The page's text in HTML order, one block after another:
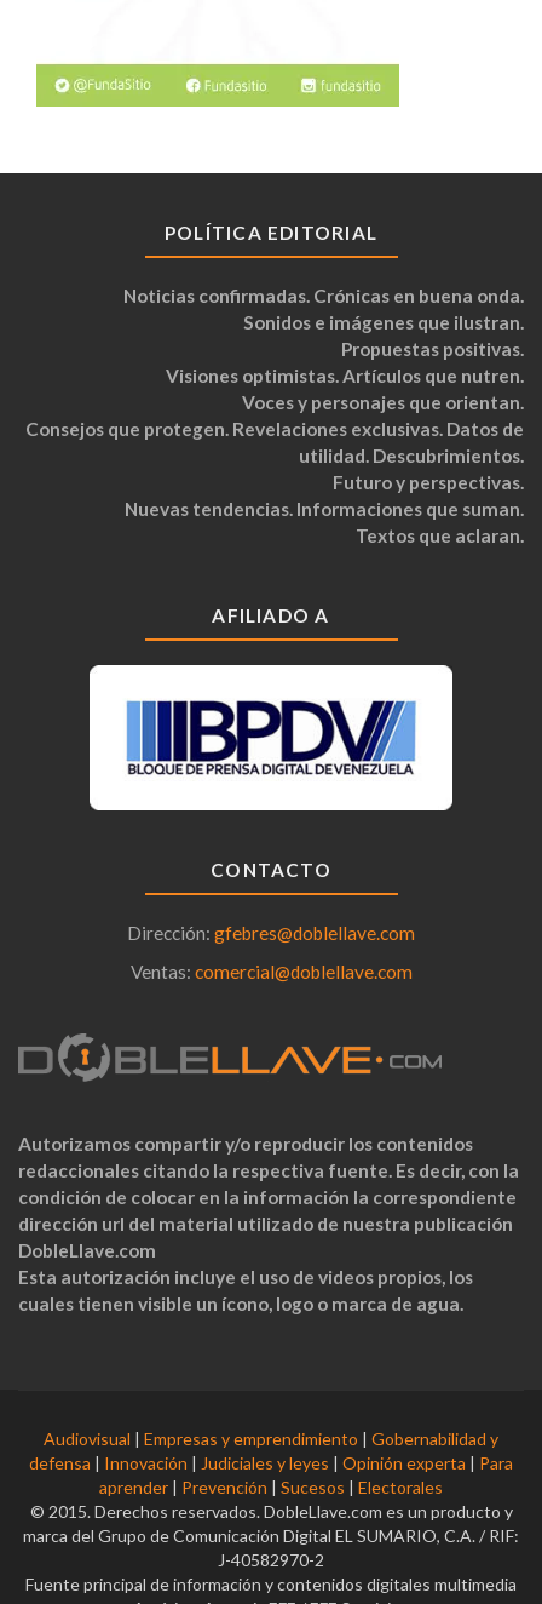
POLÍTICA EDITORIAL
Noticias confirmadas. Crónicas en buena onda.
Sonidos e imágenes que ilustran.
Propuestas positivas.
Visiones optimistas. Artículos que nutren.
Voces y personajes que orientan.
Consejos que protegen. Revelaciones exclusivas. Datos de
utilidad. Descubrimientos.
Futuro y perspectivas.
Nuevas tendencias. Informaciones que suman.
Textos que aclaran.
AFILIADO A
CONTACTO
Dirección: gfebres@doblellave.com
Ventas: comercial@doblellave.com
Autorizamos compartir y/o reproducir los contenidos
redaccionales citando la respectiva fuente. Es decir, con la
condición de colocar en la información la correspondiente
dirección url del material utilizado de nuestra publicación
DobleLlave.com
Esta autorización incluye el uso de videos propios, los
cuales tienen visible un ícono, logo o marca de agua.
Audiovisual | Empresas y emprendimiento | Gobernabilidad y
defensa | Innovación | Judiciales y leyes | Opinión experta | Para
aprender | Prevención | Sucesos | Electorales
© 2015. Derechos reservados. DobleLlave.com es un producto y
marca del Grupo de Comunicación Digital EL SUMARIO, C.A. / RIF:
J-40582970-2
Fuente principal de información y contenidos digitales multimedia